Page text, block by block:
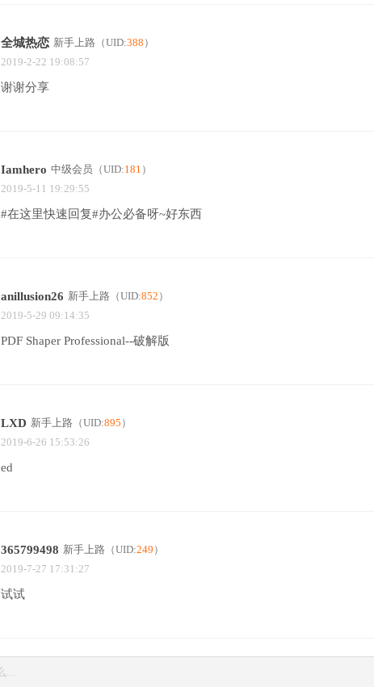
全城热恋 新手上路 （UID:388 ）
2019-2-22 19:08:57
谢谢分享
Iamhero 中级会员 （UID:181 ）
2019-5-11 19:29:55
#在这里快速回复#办公必备呀~好东西
anillusion26 新手上路 （UID:852 ）
2019-5-29 09:14:35
PDF Shaper Professional--破解版
LXD 新手上路 （UID:895 ）
2019-6-26 15:53:26
ed
365799498 新手上路 （UID:249 ）
2019-7-27 17:31:27
试试